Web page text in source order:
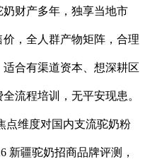
财产多年，独享当地市
，全人群产物矩阵，合理
合有渠道资本、想深耕区
流程培训，无平安现患。
点维度对国内支流驼奶粉
新疆驼奶招商品牌评测，